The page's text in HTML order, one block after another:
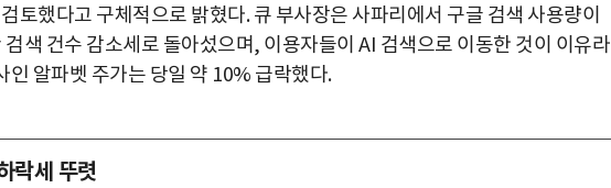
토했다고 구체적으로 밝혔다. 큐 부사장은 사파리에서 구글 검색 사용량이
색 건수 감소세로 돌아섰으며, 이용자들이 AI 검색으로 이동한 것이 이유라
인 알파벳 주가는 당일 약 10% 급락했다.
락세 뚜렷